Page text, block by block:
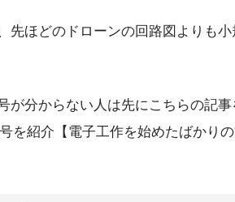
先ほどのドローンの回路図よりも
が分からない人は先にこちらの記事
を紹介【電子工作を始めたばかりの